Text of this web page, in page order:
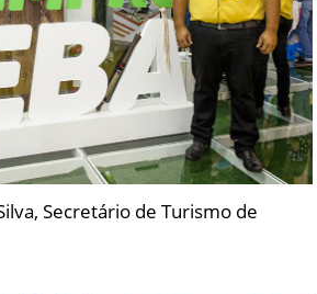
Secretário de Turismo de